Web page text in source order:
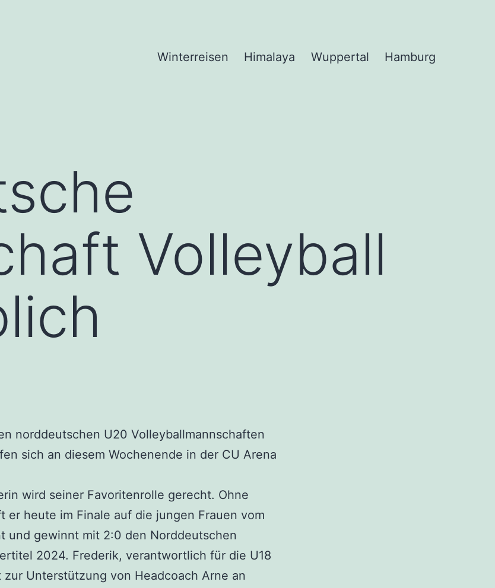
Winterreisen Himalaya Wuppertal Hamburg
Volleyball
norddeutschen U20 Volleyballmannschaften
sich an diesem Wochenende in der CU Arena
wird seiner Favoritenrolle gerecht. Ohne
er heute im Finale auf die jungen Frauen vom
und gewinnt mit 2:0 den Norddeutschen
2024. Frederik, verantwortlich für die U18
zur Unterstützung von Headcoach Arne an